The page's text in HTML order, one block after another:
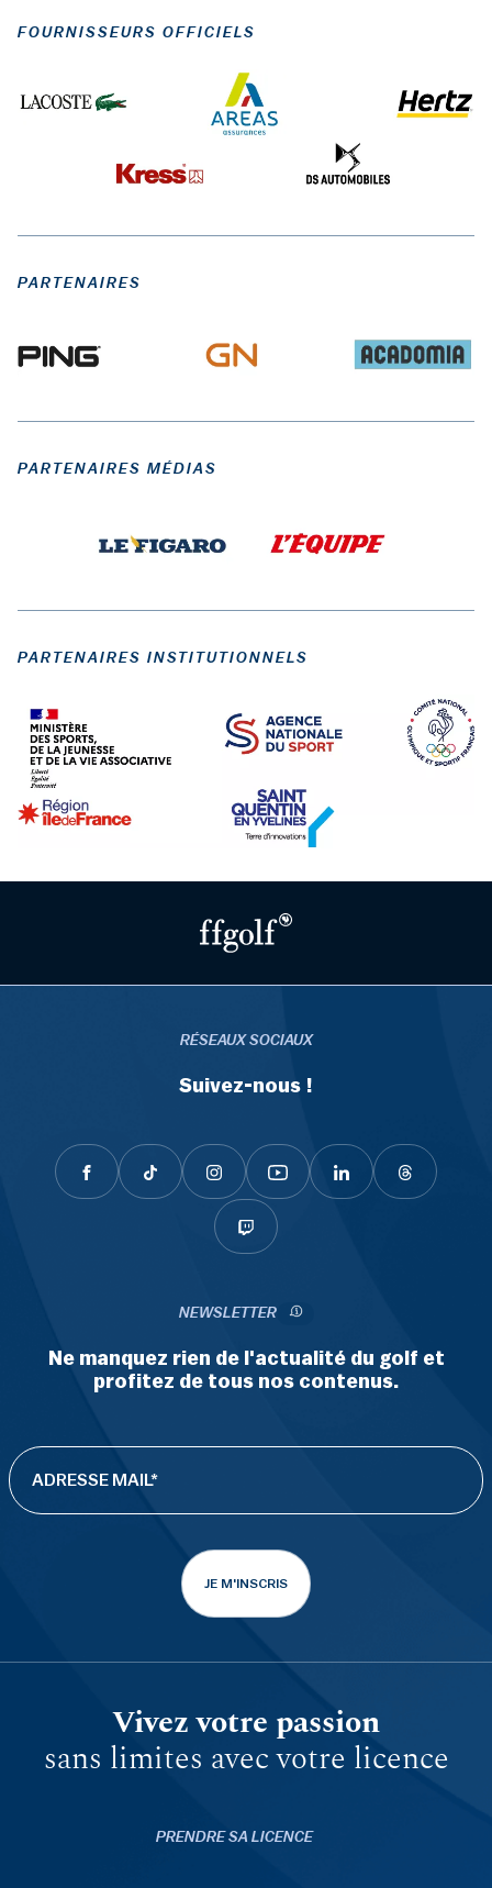
FOURNISSEURS OFFICIELS
PARTENAIRES
PARTENAIRES MÉDIAS
PARTENAIRES INSTITUTIONNELS
RÉSEAUX SOCIAUX
Suivez-nous !
NEWSLETTER
Ne manquez rien de l'actualité du golf et
profitez de tous nos contenus.
JE M'INSCRIS
Vivez votre passion
sans limites avec votre licence
PRENDRE SA LICENCE